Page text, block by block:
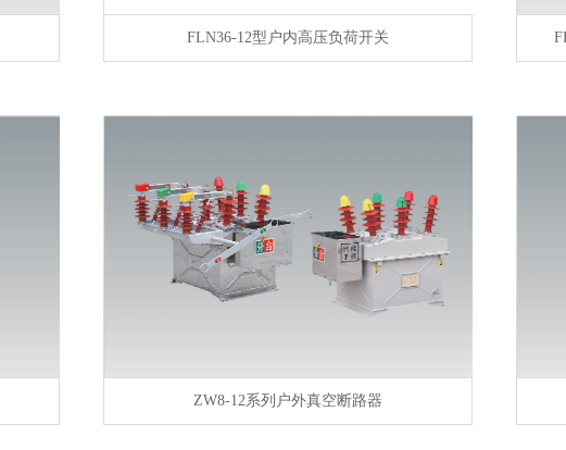
FLN36-12型户内高压负荷开关
ZW8-12系列户外真空断路器